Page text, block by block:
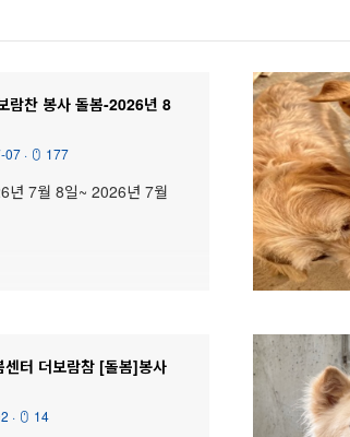
람찬 봉사 돌봄-2026년 8
07 · 177
년 7월 8일~ 2026년 7월
터 더보람참 [돌봄]봉사
· 14